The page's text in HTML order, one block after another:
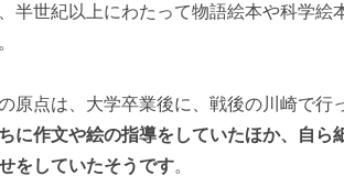
半世紀以上にわたって物語絵本や科学絵
原点は、大学卒業後に、戦後の川崎で行
に作文や絵の指導をしていたほか、自ら
をしていたそうです。